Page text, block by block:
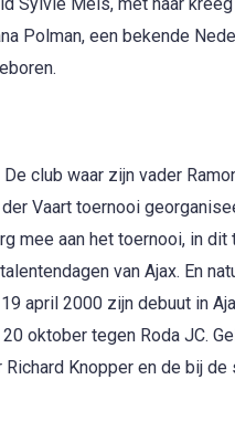
Polman, een bekende
club waar zijn vader
Vaart toernooi
mee aan het toernooi, in
van Ajax. En
april 2000 zijn debuut in
oktober tegen Roda JC.
Knopper en de bij